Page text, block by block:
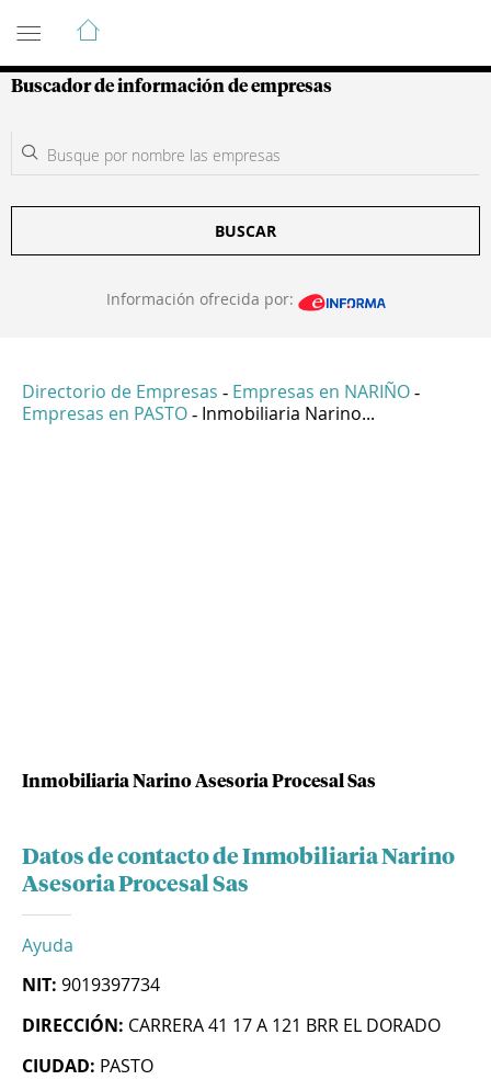
Guía de Empresas Colombianas
Buscador de información de empresas
BUSCAR
Información ofrecida por:
Directorio de Empresas - Empresas en NARIÑO -
Empresas en PASTO - Inmobiliaria Narino...
Inmobiliaria Narino Asesoria Procesal Sas
Datos de contacto de Inmobiliaria Narino
Asesoria Procesal Sas
Ayuda
NIT: 9019397734
DIRECCIÓN: CARRERA 41 17 A 121 BRR EL DORADO
CIUDAD: PASTO